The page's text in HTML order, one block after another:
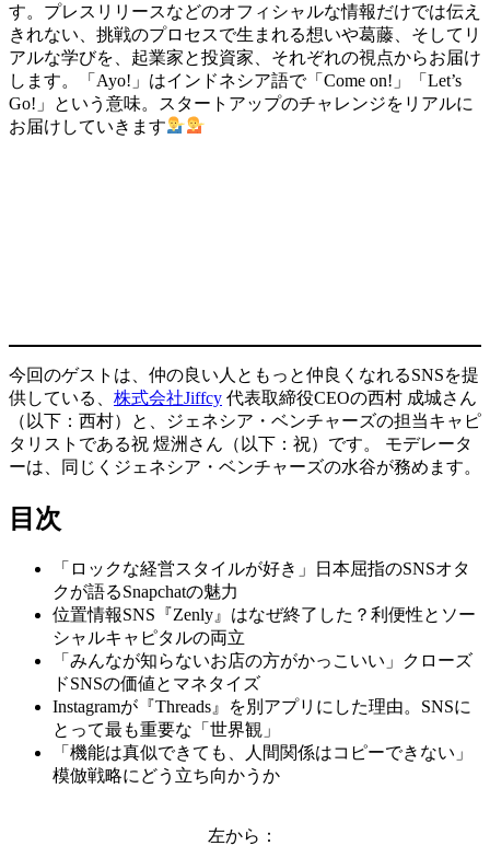
す。プレスリリースなどのオフィシャルな情報だけでは伝え
きれない、挑戦のプロセスで生まれる想いや葛藤、そしてリ
アルな学びを、起業家と投資家、それぞれの視点からお届け
します。「Ayo!」はインドネシア語で「Come on!」「Let’s
Go!」という意味。スタートアップのチャレンジをリアルに
お届けしていきます
今回のゲストは、仲の良い人ともっと仲良くなれるSNSを提
供している、 株式会社Jiffcy 代表取締役CEOの西村 成城さん
（以下：西村）と、ジェネシア・ベンチャーズの担当キャピ
タリストである祝 煜洲さん（以下：祝）です。 モデレータ
ーは、同じくジェネシア・ベンチャーズの水谷が務めます。
目次
「ロックな経営スタイルが好き」日本屈指のSNSオタ
クが語るSnapchatの魅力
位置情報SNS『Zenly』はなぜ終了した？利便性とソー
シャルキャピタルの両立
「みんなが知らないお店の方がかっこいい」クローズ
ドSNSの価値とマネタイズ
Instagramが『Threads』を別アプリにした理由。SNSに
とって最も重要な「世界観」
「機能は真似できても、人間関係はコピーできない」
模倣戦略にどう立ち向かうか
左から：